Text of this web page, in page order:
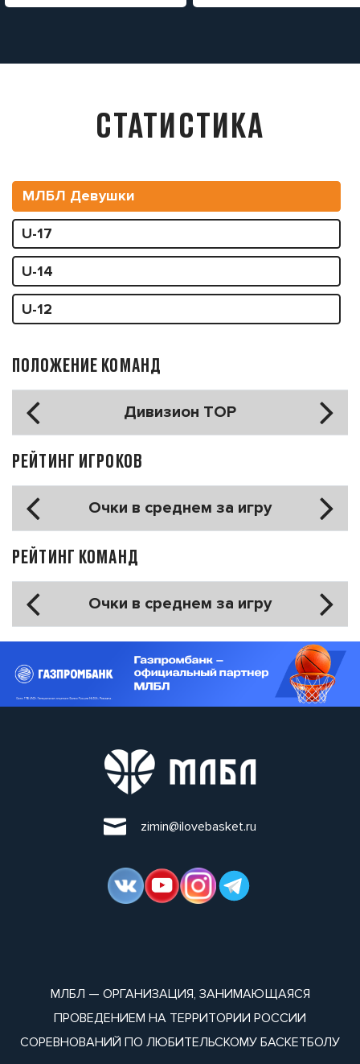
СТАТИСТИКА
МЛБЛ Девушки
U-17
U-14
U-12
ПОЛОЖЕНИЕ КОМАНД
Дивизион TOP
РЕЙТИНГ ИГРОКОВ
Очки в среднем за игру
РЕЙТИНГ КОМАНД
Очки в среднем за игру
zimin@ilovebasket.ru
МЛБЛ — ОРГАНИЗАЦИЯ, ЗАНИМАЮЩАЯСЯ
ПРОВЕДЕНИЕМ НА ТЕРРИТОРИИ РОССИИ
СОРЕВНОВАНИЙ ПО ЛЮБИТЕЛЬСКОМУ БАСКЕТБОЛУ